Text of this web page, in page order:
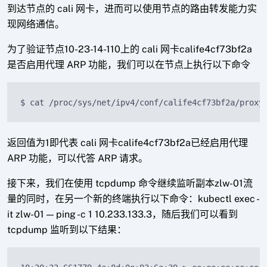
到达节点的 cali 网卡，进而可以使用节点的路由转发能力实
现网络通信。
为了验证节点10-23-14-110上的 cali 网卡calife4cf73bf2a
是否启用代理 ARP 功能，我们可以在节点上执行以下命令
$ cat /proc/sys/net/ipv4/conf/calife4cf73bf2a/
返回值为1即代表 cali 网卡calife4cf73bf2a已经启用代理
ARP 功能，可以代答 ARP 请求。
接下来，我们在使用 tcpdump 命令继续监听副本zlw-01流
量的同时，在另一个新的终端执行以下命令：kubectl exec -
it zlw-01 — ping -c 1 10.233.133.3，随后我们可以看到
tcpdump 监听到以下结果：